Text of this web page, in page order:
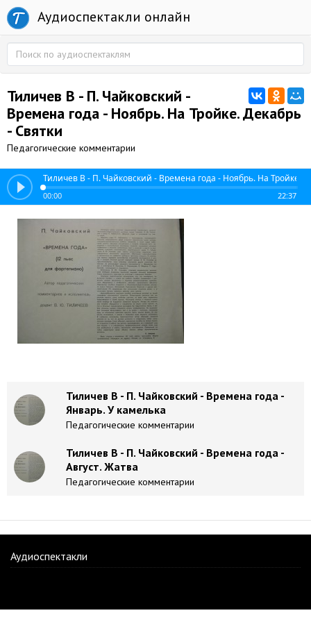
Аудиоспектакли онлайн
Тиличев В - П. Чайковский -
Времена года - Ноябрь. На Тройке. Декабрь
- Святки
Педагогические комментарии
Тиличев В - П. Чайковский - Времена года - Ноябрь. На Тройке.
00:00 22:37
Тиличев В - П. Чайковский - Времена года -
Январь. У камелька
Педагогические комментарии
Тиличев В - П. Чайковский - Времена года -
Август. Жатва
Педагогические комментарии
Аудиоспектакли